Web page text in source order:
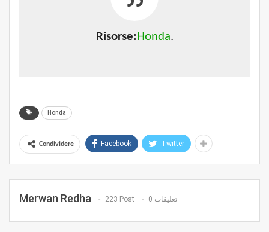
Risorse:Honda.
Honda
Condividere Facebook Twitter
Merwan Redha 223 Post 0 تعليقات